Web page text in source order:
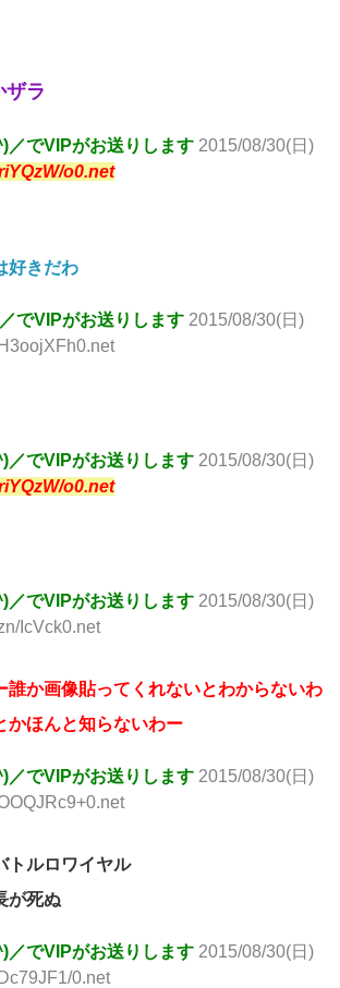
ザラ
／でVIPがお送りします 2015/08/30(日)
o0.net
好きだわ
でVIPがお送りします 2015/08/30(日)
／でVIPがお送りします 2015/08/30(日)
o0.net
／でVIPがお送りします 2015/08/30(日)
IcVck0.net
誰か画像貼ってくれないとわからないわ
かほんと知らないわー
／でVIPがお送りします 2015/08/30(日)
トルロワイヤル
が死ぬ
／でVIPがお送りします 2015/08/30(日)
0.net